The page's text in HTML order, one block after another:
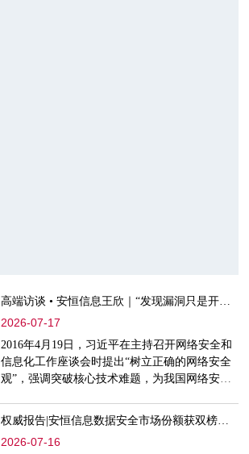
高端访谈 • 安恒信息王欣｜​“发现漏洞只是开始”：AI 安全的下一个十年
2026-07-17
2016年4月19日，习近平在主持召开网络安全和
信息化工作座谈会时提出“树立正确的网络安全
观”，强调突破核心技术难题，为我国网络安全
代码审计智能体的漏洞报告引发全球业界关注，
该智能体成功在全球高安全等级开源操作系统
FreeBSD底层代码中，挖掘出一处隐匿32年的高
权威报告|安恒信息数据安全市场份额获双榜第一
2026-07-16